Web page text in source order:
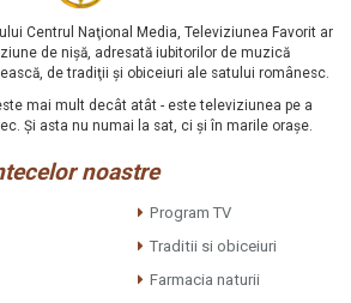
Centrul Naţional Media, Televiziunea Favorit ar
de nişă, adresată iubitorilor de muzică
de tradiţii şi obiceiuri ale satului românesc.
mai mult decât atât - este televiziunea pe a
Şi asta nu numai la sat, ci şi în marile oraşe.
noastre
Program TV
Traditii si obiceiuri
Farmacia naturii